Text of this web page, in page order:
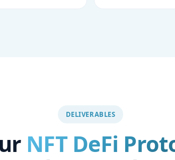
DELIVERABLES
NFT DeFi